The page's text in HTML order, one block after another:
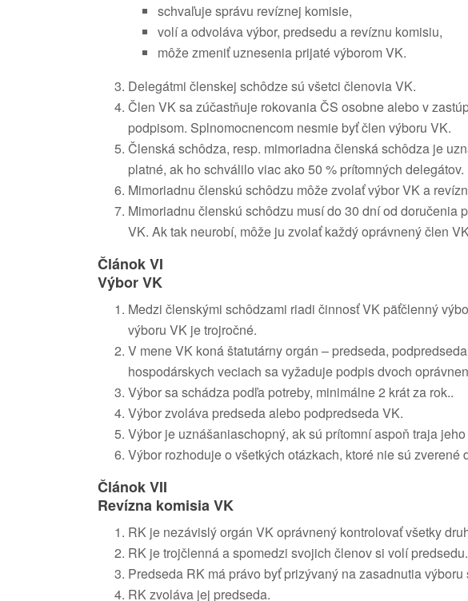
schvaľuje správu revíznej komisie,
volí a odvoláva výbor, predsedu a revíznu komisiu,
môže zmeniť uznesenia prijaté výborom VK.
Delegátmi členskej schôdze sú všetci členovia VK.
Člen VK sa zúčastňuje rokovania ČS osobne alebo v
podpisom. Splnomocnencom nesmie byť člen výboru VK.
Členská schôdza, resp. mimoriadna členská schôdza je
platné, ak ho schválilo viac ako 50 % prítomných delegátov.
Mimoriadnu členskú schôdzu môže zvolať výbor VK a
Mimoriadnu členskú schôdzu musí do 30 dní od
VK. Ak tak neurobí, môže ju zvolať každý oprávnený člen
Článok VI
Výbor VK
Medzi členskými schôdzami riadi činnosť VK päťčlenný
výboru VK je trojročné.
V mene VK koná štatutárny orgán – predseda,
hospodárskych veciach sa vyžaduje podpis dvoch
Výbor sa schádza podľa potreby, minimálne 2 krát za rok..
Výbor zvoláva predseda alebo podpredseda VK.
Výbor je uznášaniaschopný, ak sú prítomní aspoň traja
Výbor rozhoduje o všetkých otázkach, ktoré nie sú zverené
Článok VII
Revízna komisia VK
RK je nezávislý orgán VK oprávnený kontrolovať všetky
RK je trojčlenná a spomedzi svojich členov si volí predsedu.
Predseda RK má právo byť prizývaný na zasadnutia
RK zvoláva jej predseda.